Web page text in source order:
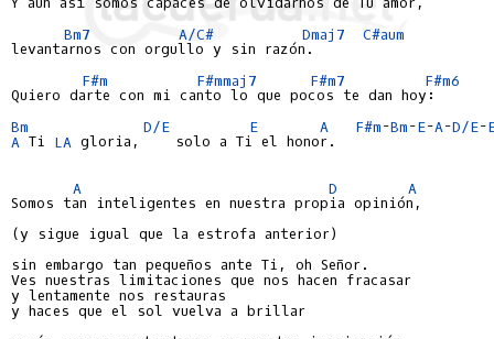
Bm7
A/C# Dmaj7
C#aum
levantarnos con orgullo y sin razón.
F#m
F#mmaj7 F#m7
F#m6
Quiero darte con mi canto lo que pocos te dan hoy:
Bm
D/E E A F#m-Bm-E-A-D/E-
A Ti LA gloria,    solo a Ti el honor.
A D
A
Somos tan inteligentes en nuestra propia opinión,
(y sigue igual que la estrofa anterior)
sin embargo tan pequeños ante Ti, oh Señor.
Ves nuestras limitaciones que nos hacen fracasar
y lentamente nos restauras
y haces que el sol vuelva a brillar